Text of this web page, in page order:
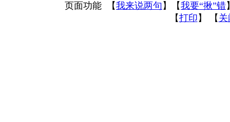
页面功能 【我来说两句 】【我要“揪”错
【打印 】 【 关